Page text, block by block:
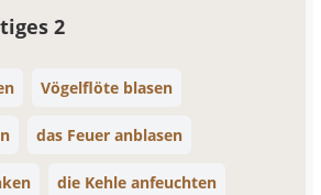
2
Vögelflöte blasen
das Feuer anblasen
die Kehle anfeuchten